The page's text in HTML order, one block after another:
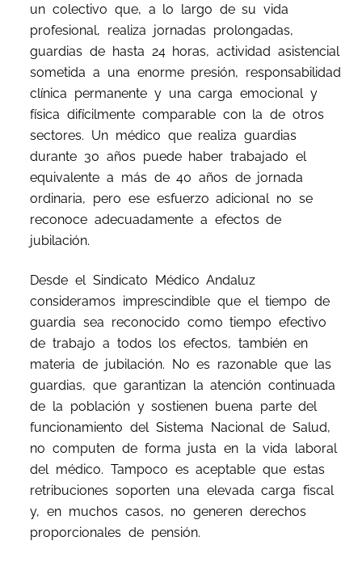
un colectivo que, a lo largo de su vida
profesional, realiza jornadas prolongadas,
guardias de hasta 24 horas, actividad asistencial
sometida a una enorme presión, responsabilidad
clínica permanente y una carga emocional y
física difícilmente comparable con la de otros
sectores. Un médico que realiza guardias
durante 30 años puede haber trabajado el
equivalente a más de 40 años de jornada
ordinaria, pero ese esfuerzo adicional no se
reconoce adecuadamente a efectos de
jubilación.
Desde el Sindicato Médico Andaluz
consideramos imprescindible que el tiempo de
guardia sea reconocido como tiempo efectivo
de trabajo a todos los efectos, también en
materia de jubilación. No es razonable que las
guardias, que garantizan la atención continuada
de la población y sostienen buena parte del
funcionamiento del Sistema Nacional de Salud,
no computen de forma justa en la vida laboral
del médico. Tampoco es aceptable que estas
retribuciones soporten una elevada carga fiscal
y, en muchos casos, no generen derechos
proporcionales de pensión.